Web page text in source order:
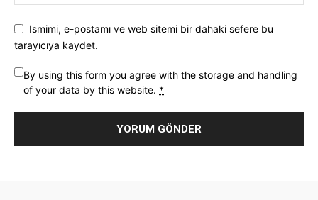
Ismimi, e-postamı ve web sitemi bir dahaki sefere bu
tarayıcıya kaydet.
By using this form you agree with the storage and handling
of your data by this website. *